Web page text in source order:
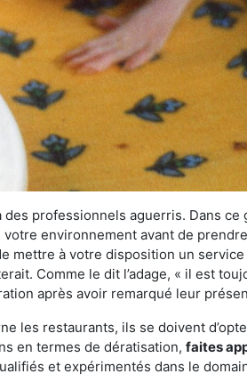
professionnels aguerris. Dans ce
environnement avant de
mettre à votre disposition un
Comme le dit l’adage, « il est
après avoir remarqué leur
les restaurants, ils se doivent
en termes de dératisation, faites
et expérimentés dans le